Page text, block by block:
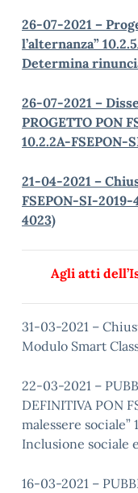
26-07-2021 –
l’alternanza”
Determina
26-07-2021 –
PROGETTO PON
10.2.2A-FSEPON-
21-04-2021 –
FSEPON-SI-2019-
4023)
Agli atti
31-03-2021 –
Modulo Smart
22-03-2021 –
DEFINITIVA PON
malessere sociale”
Inclusione sociale
16-03-2021 –